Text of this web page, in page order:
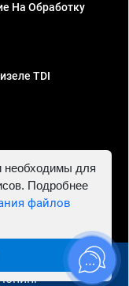
На Обработку
TDI
Новгороде -
необходимы для
Подробнее
файлов